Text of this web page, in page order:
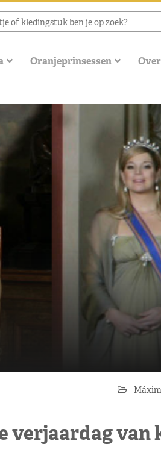
Oranjeprinsessen
verjaardag van